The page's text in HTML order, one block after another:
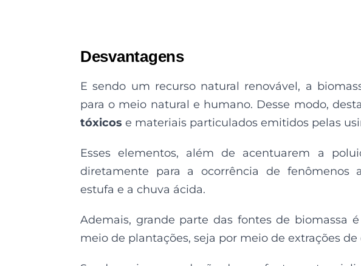
Desvantagens
E sendo um recurso natural renovável, a
para o meio natural e humano. Desse modo,
tóxicos e materiais particulados emitidos pelas
Esses elementos, além de acentuarem a
diretamente para a ocorrência de fenômenos
estufa e a chuva ácida.
Ademais, grande parte das fontes de biomassa
meio de plantações, seja por meio de extrações de